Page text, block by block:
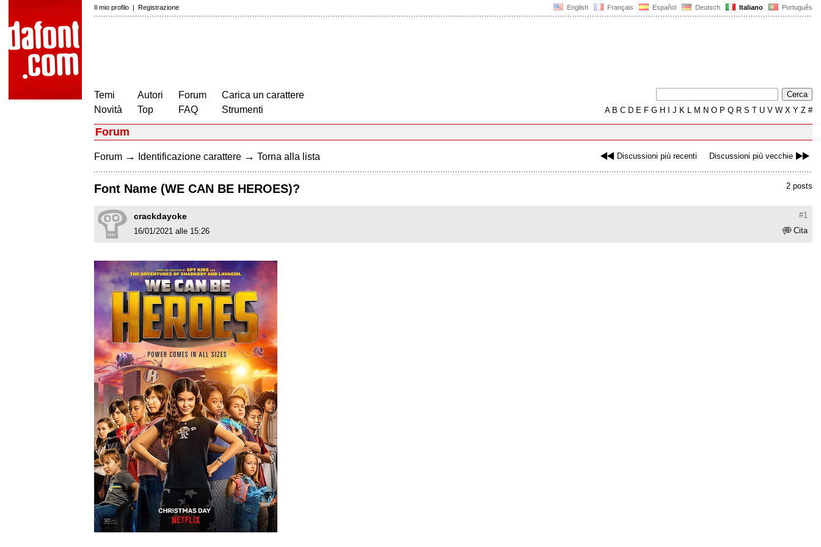
English Français Español Deutsch Italiano Português
Il mio profilo | Registrazione
Temi
Novità
Autori
Top
Forum
FAQ
Carica un carattere
Strumenti
AB C D E F G H J K L M N O P Q R S T U V W X Y Z #
Forum
Discussioni più recenti Discussioni più vecchie
Forum → Identificazione carattere → Torna alla lista
2 posts
Font Name (WE CAN BE HEROES)?
#1
crackdayoke
Cita
16/01/2021 alle 15:26